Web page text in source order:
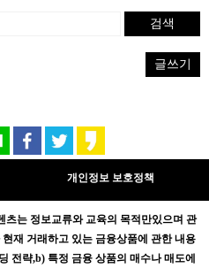
검색
글쓰기
개인정보 보호정책
츠는 정보교류와 교육의 목적만있으며 관
재 거래하고 있는 금융상품에 관한 내용
전략,b) 특정 금융 상품의 매수나 매도에